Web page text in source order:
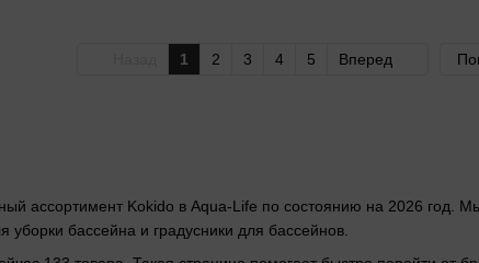
ассортимент Kokido в Aqua-Life по состоянию на 2026
уборки бассейна и градусники для бассейнов.
1 2 3 4 5 Вперед